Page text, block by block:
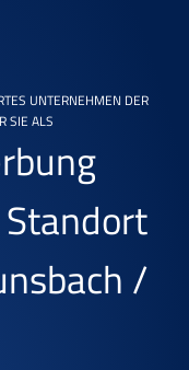
UNTERNEHMEN DER
SIE ALS
/